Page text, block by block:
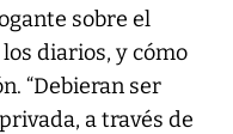
sobre el
diarios, y cómo
“Debieran ser
a través de